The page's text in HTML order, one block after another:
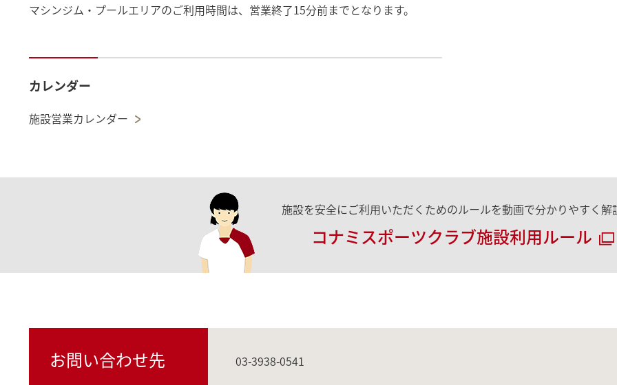
マシンジム・プールエリアのご利用時間は、営業終了15分前までとなります。
カレンダー
施設営業カレンダー
施設を安全にご利用いただくためのルールを動画で分かりやすく解
コナミスポーツクラブ施設利用ルール
お問い合わせ先 03-3938-0541